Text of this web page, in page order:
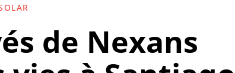
de Nexans